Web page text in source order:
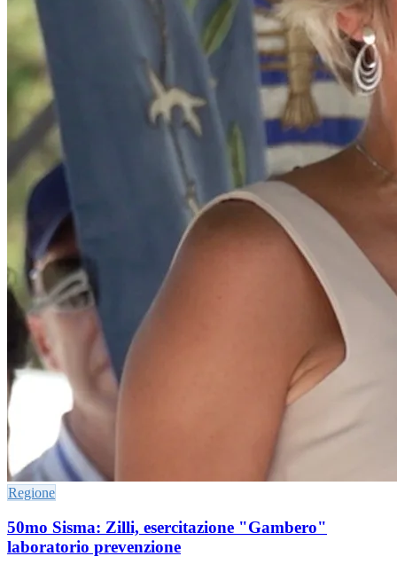
Regione
50mo Sisma: Zilli, esercitazione "Gambero"
laboratorio prevenzione